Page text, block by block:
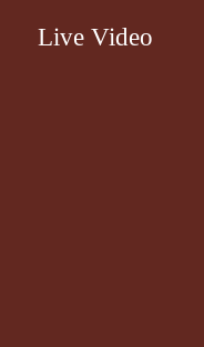
Live Video